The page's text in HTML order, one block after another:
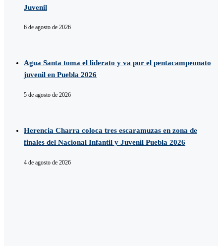
Juvenil
6 de agosto de 2026
Agua Santa toma el liderato y va por el pentacampeonato
juvenil en Puebla 2026
5 de agosto de 2026
Herencia Charra coloca tres escaramuzas en zona de
finales del Nacional Infantil y Juvenil Puebla 2026
4 de agosto de 2026